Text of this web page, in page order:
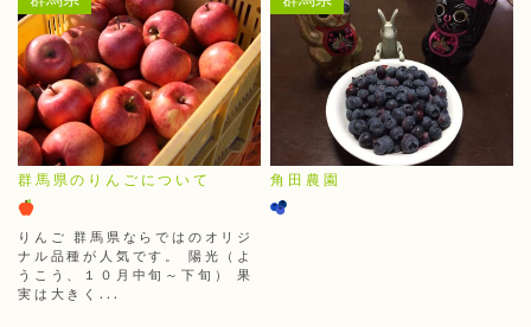
群馬県のりんごについて
りんご 群馬県ならではのオリジ
ナル品種が人気です。 陽光（よ
うこう、１０月中旬～下旬） 果
実は大きく...
角田農園